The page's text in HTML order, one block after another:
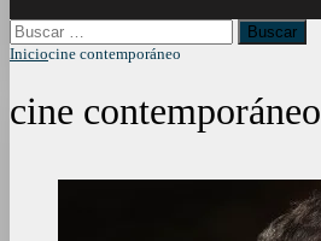
Buscar:
Iniciocine contemporáneo
cine contemporáneo